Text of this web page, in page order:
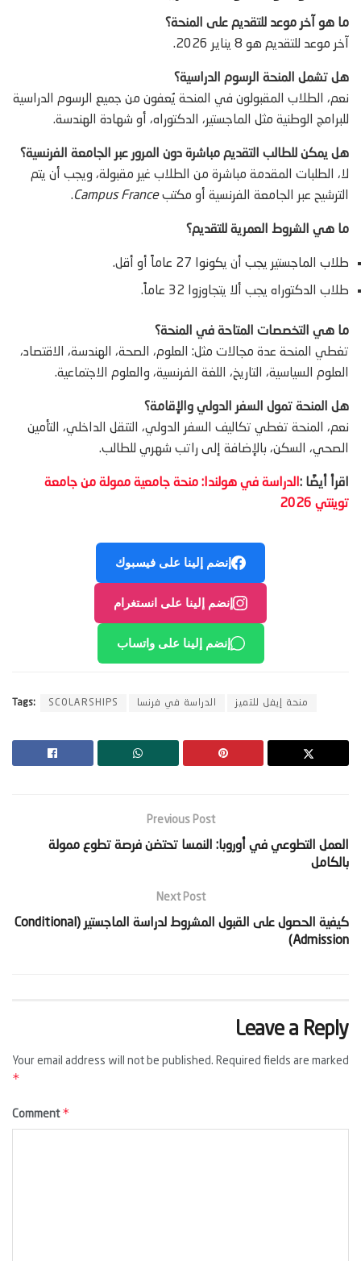
ما هو آخر موعد للتقديم على المنحة؟
آخر موعد للتقديم هو 8 يناير 2026.
هل تشمل المنحة الرسوم الدراسية؟
نعم، الطلاب المقبولون في المنحة يُعفون من جميع الرسوم الدراسية
للبرامج الوطنية مثل الماجستير، الدكتوراه، أو شهادة الهندسة.
هل يمكن للطالب التقديم مباشرة دون المرور عبر الجامعة الفرنسية؟
لا، الطلبات المقدمة مباشرة من الطلاب غير مقبولة، ويجب أن يتم
الترشيح عبر الجامعة الفرنسية أو مكتبCampus France
.
ما هي الشروط العمرية للتقديم؟
طلاب الماجستير يجب أن يكونوا 27 عاماً أو أقل.
طلاب الدكتوراه يجب ألا يتجاوزوا 32 عاماً.
ما هي التخصصات المتاحة في المنحة؟
تغطي المنحة عدة مجالات مثل: العلوم، الصحة، الهندسة، الاقتصاد،
العلوم السياسية، التاريخ، اللغة الفرنسية، والعلوم الاجتماعية.
هل المنحة تمول السفر الدولي والإقامة؟
نعم، المنحة تغطي تكاليف السفر الدولي، التنقل الداخلي، التأمين
الصحي، السكن، بالإضافة إلى راتب شهري للطالب.
اقرأ أيضًا :الدراسة في هولندا: منحة جامعية ممولة من جامعة
توينتي 2026
إنضم إلينا على فيسبوك
إنضم إلينا على انستغرام
إنضم إلينا على واتساب
Tags: SCOLARSHIPS الدراسة في فرنسا منحة إيفل للتميز
Previous Post
‫العمل التطوعي في أوروبا: النمسا تحتضن فرصة تطوع ممولة
بالكامل‬
Next Post
‫كيفية الحصول على القبول المشروط لدراسة الماجستير (Conditional
Admission)‬
Leave a Reply
Your email address will not be published. Required fields are marked
*
Comment *